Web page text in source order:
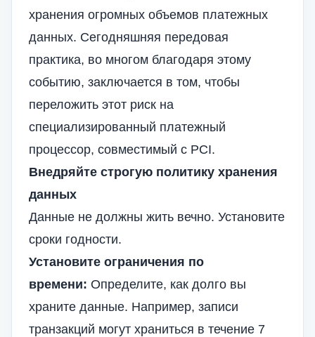
хранения огромных объемов платежных
данных. Сегодняшняя передовая
практика, во многом благодаря этому
событию, заключается в том, чтобы
переложить этот риск на
специализированный платежный
процессор, совместимый с PCI.
Внедряйте строгую политику хранения
данных
Данные не должны жить вечно. Установите
сроки годности.
Установите ограничения по
времени: Определите, как долго вы
храните данные. Например, записи
транзакций могут храниться в течение 7